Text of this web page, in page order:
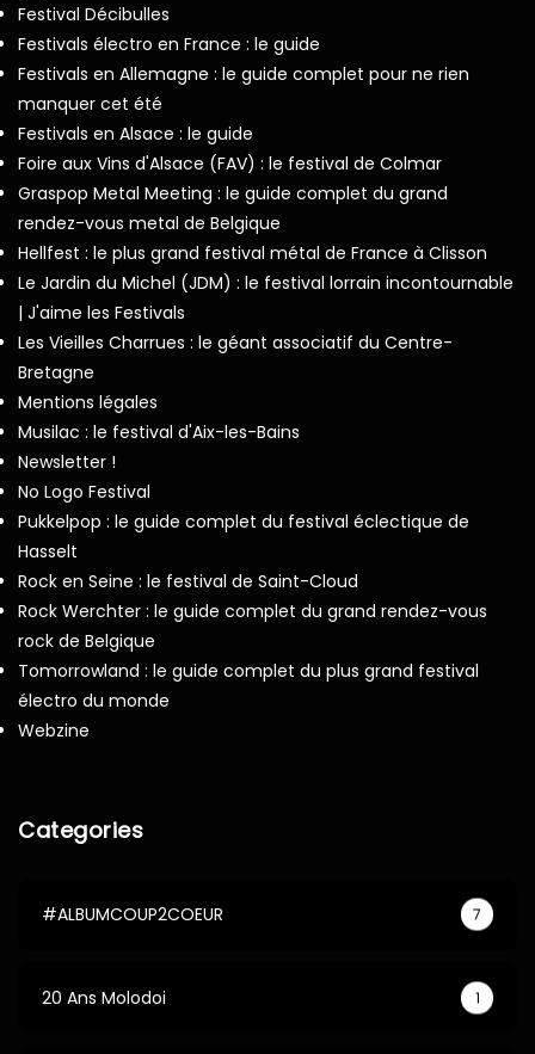
Festival Décibulles
Festivals électro en France : le guide
Festivals en Allemagne : le guide complet pour ne rien
manquer cet été
Festivals en Alsace : le guide
Foire aux Vins d'Alsace (FAV) : le festival de Colmar
Graspop Metal Meeting : le guide complet du grand
rendez-vous metal de Belgique
Hellfest : le plus grand festival métal de France à Clisson
Le Jardin du Michel (JDM) : le festival lorrain incontournable
| J'aime les Festivals
Les Vieilles Charrues : le géant associatif du Centre-
Bretagne
Mentions légales
Musilac : le festival d'Aix-les-Bains
Newsletter !
No Logo Festival
Pukkelpop : le guide complet du festival éclectique de
Hasselt
Rock en Seine : le festival de Saint-Cloud
Rock Werchter : le guide complet du grand rendez-vous
rock de Belgique
Tomorrowland : le guide complet du plus grand festival
électro du monde
Webzine
Categories
#ALBUMCOUP2COEUR 7
20 Ans Molodoi 1